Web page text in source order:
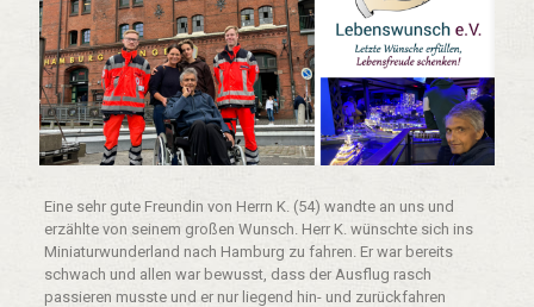
Eine sehr gute Freundin von Herrn K. (54) wandte an uns und
erzählte von seinem großen Wunsch. Herr K. wünschte sich ins
Miniaturwunderland nach Hamburg zu fahren. Er war bereits
schwach und allen war bewusst, dass der Ausflug rasch
passieren musste und er nur liegend hin- und zurückfahren